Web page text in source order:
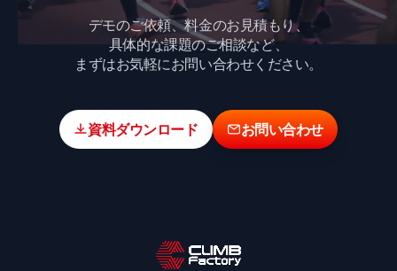
デモのご依頼、料金のお見積もり、
具体的な課題のご相談など、
まずはお気軽にお問い合わせください。
資料ダウンロード お問い合わせ